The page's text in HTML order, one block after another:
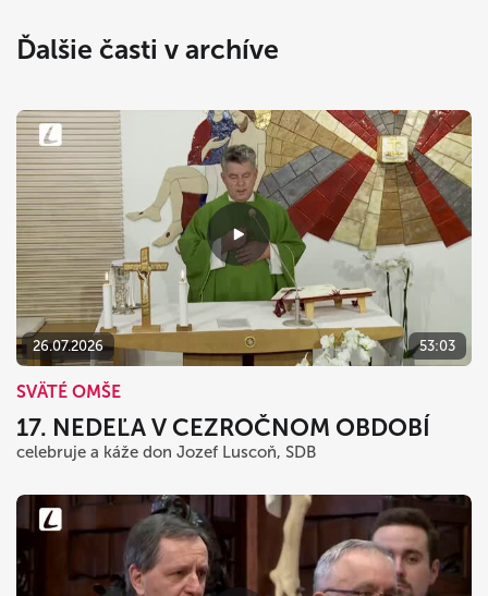
Ďalšie časti v archíve
26.07.2026 53:03
SVÄTÉ OMŠE
17. NEDEĽA V CEZROČNOM OBDOBÍ
celebruje a káže don Jozef Luscoň, SDB